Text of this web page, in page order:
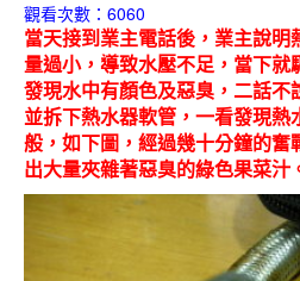
觀看次數：6060
當天接到業主電話後，業主說
量過小，導致水壓不足，當下就
發現水中有顏色及惡臭，二話不
並拆下熱水器軟管，一看發現熱
般，如下圖，經過幾十分鐘的奮
出大量夾雜著惡臭的綠色果菜汁